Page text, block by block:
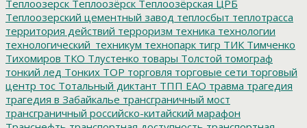
Теплоозерск Теплоозёрск Теплоозёрская ЦРБ
Теплоозерский цементный завод теплосбыт теплотрасса
территория действий терроризм техника технологии
технологический_техникум технопарк тигр ТИК Тимченко
Тихомиров ТКО Тлустенко товары Толстой томограф
тонкий лед Тонких ТОР торговля торговые сети торговый
центр тос Тотальный диктант ТПП ЕАО травма трагедия
трагедия в Забайкалье трансграничный мост
трансграничный российско-китайский марафон